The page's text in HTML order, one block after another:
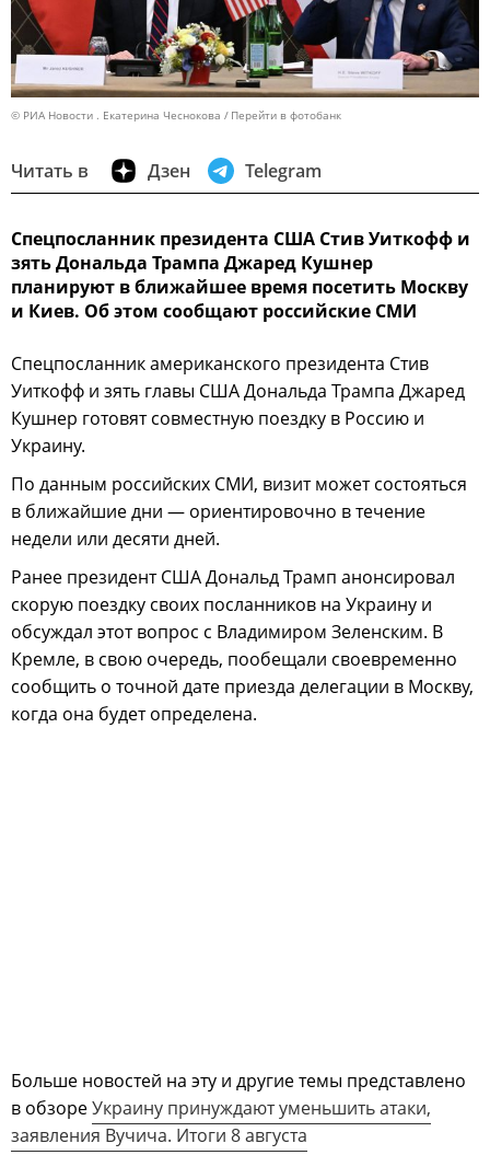
© РИА Новости . Екатерина Чеснокова Перейти в фотобанк
Читать в Дзен Telegram
Спецпосланник президента США Стив Уиткофф и
зять Дональда Трампа Джаред Кушнер
планируют в ближайшее время посетить Москву
и Киев. Об этом сообщают российские СМИ
Спецпосланник американского президента Стив
Уиткофф и зять главы США Дональда Трампа Джаред
Кушнер готовят совместную поездку в Россию и
Украину.
По данным российских СМИ, визит может состояться
в ближайшие дни — ориентировочно в течение
недели или десяти дней.
Ранее президент США Дональд Трамп анонсировал
скорую поездку своих посланников на Украину и
обсуждал этот вопрос с Владимиром Зеленским. В
Кремле, в свою очередь, пообещали своевременно
сообщить о точной дате приезда делегации в Москву,
когда она будет определена.
Больше новостей на эту и другие темы представлено
в обзореУкраину принуждают уменьшить атаки,
заявления Вучича. Итоги 8 августа